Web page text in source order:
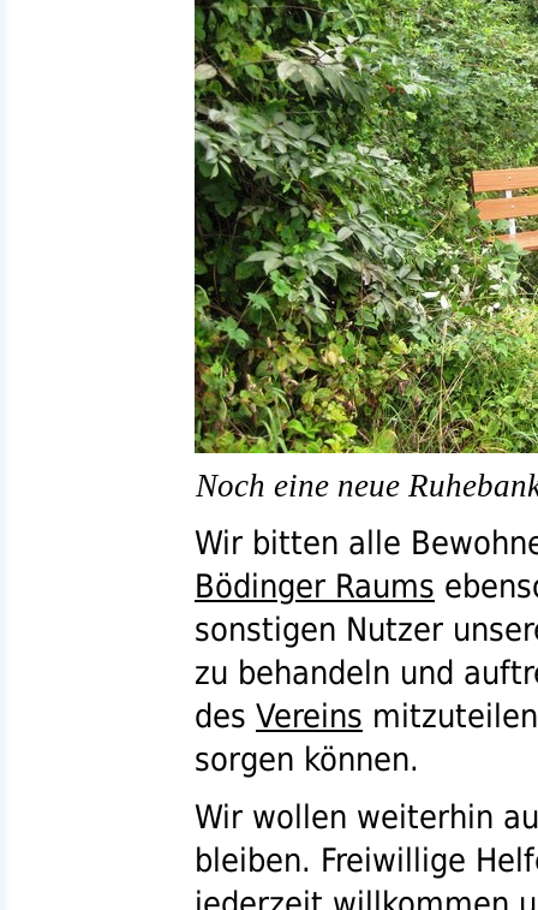
Noch eine neue
Wir bitten alle
Bödinger Raums
sonstigen Nutzer
zu behandeln und
des Vereins
sorgen können.
Wir wollen weiterhin
bleiben. Freiwillige